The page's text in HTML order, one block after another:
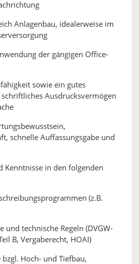
Anlagenbau, idealerweise im
der gängigen Office-
sowie ein gutes
Ausdrucksvermögen
schnelle Auffassungsgabe und
Kenntnisse in den folgenden
(z.B.
und technische Regeln (DVGW-
B, Vergaberecht, HOAI)
Hoch- und Tiefbau,